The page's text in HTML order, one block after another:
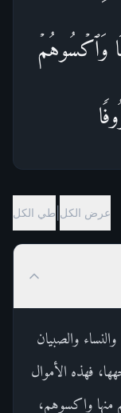
وَٱكۡسُوهُمۡ
عرض الكل طي الكل
والصبيان
فهذه الأموال
منها واكسوهم،